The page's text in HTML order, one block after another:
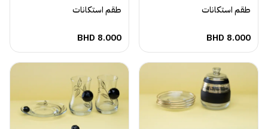
طقم استكانات
BHD 8.000
طقم استكانات
BHD 8.000